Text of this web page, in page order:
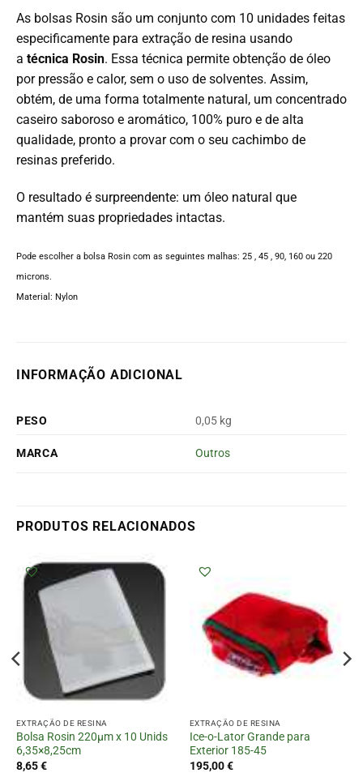
As bolsas Rosin são um conjunto com 10 unidades feitas
especificamente para extração de resina usando
a técnica Rosin. Essa técnica permite obtenção de óleo
por pressão e calor, sem o uso de solventes. Assim,
obtém, de uma forma totalmente natural, um concentrado
caseiro saboroso e aromático, 100% puro e de alta
qualidade, pronto a provar com o seu cachimbo de
resinas preferido.
O resultado é surpreendente: um óleo natural que
mantém suas propriedades intactas.
Pode escolher a bolsa Rosin com as seguintes malhas: 25 , 45 , 90, 160 ou 220
microns.
Material: Nylon
INFORMAÇÃO ADICIONAL
PESO 0,05 kg
MARCA Outros
PRODUTOS RELACIONADOS
EXTRAÇÃO DE RESINA
Bolsa Rosin 220µm x 10 Unids
6,35×8,25cm
8,65€
EXTRAÇÃO DE RESINA
Ice-o-Lator Grande para
Exterior 185-45
195,00€